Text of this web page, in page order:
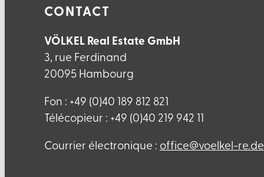
CONTACT
VÖLKEL Real Estate GmbH
3, rue Ferdinand
20095 Hambourg
Fon : +49 (0)40 189 812 821
Télécopieur : +49 (0)40 219 942 11
Courrier électronique : ed.er-lekleov@eciffo